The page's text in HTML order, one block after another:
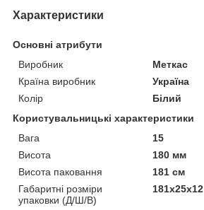
Характеристики
Основні атрибути
Виробник
Меткас
Країна виробник
Україна
Колір
Білий
Користувальницькі характеристики
Вага
15
Висота
180 мм
Висота паковання
181 см
Габаритні розміри
упаковки (Д/Ш/В)
181х25х12